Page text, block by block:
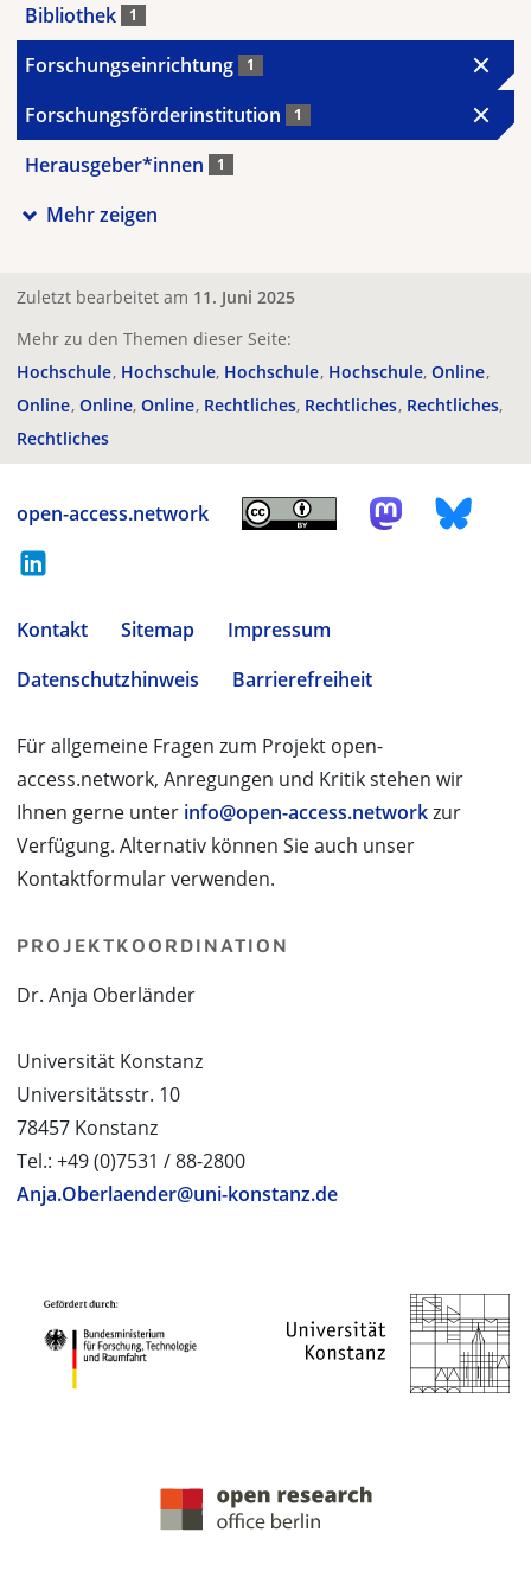
Bibliothek 1
Forschungseinrichtung 1
Forschungsförderinstitution 1
Herausgeber*innen 1
Mehr zeigen
Zuletzt bearbeitet am 11. Juni 2025
Mehr zu den Themen dieser Seite:
Hochschule Hochschule Hochschule Hochschule Online
Online Online Online Rechtliches Rechtliches Rechtliches
Rechtliches
open-access.network
Kontakt Sitemap
Impressum
Datenschutzhinweis
Barrierefreiheit
Für allgemeine Fragen zum Projekt open-
access.network, Anregungen und Kritik stehen wir
Ihnen gerne unter info@open-access.networkzur
Verfügung. Alternativ können Sie auch unser
Kontaktformular verwenden.
PROJEKTKOORDINATION
Dr. Anja Oberländer
Universität Konstanz
Universitätsstr. 10
78457 Konstanz
Tel.: +49 (0)7531 / 88-2800
Anja.Oberlaender@uni-konstanz.de